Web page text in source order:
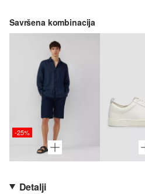
Savršena kombinacija
-25%
Detalji